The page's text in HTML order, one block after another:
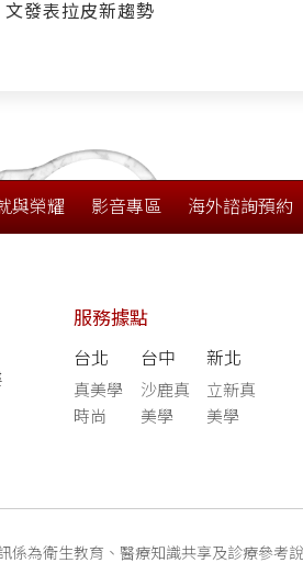
文發表拉皮新趨勢
與榮耀 影音專區 海外諮詢預約
服務據點
台北
真美學
時尚
台中
沙鹿真
美學
新北
立新真
美學
為衛生教育、醫療知識共享及診療參考